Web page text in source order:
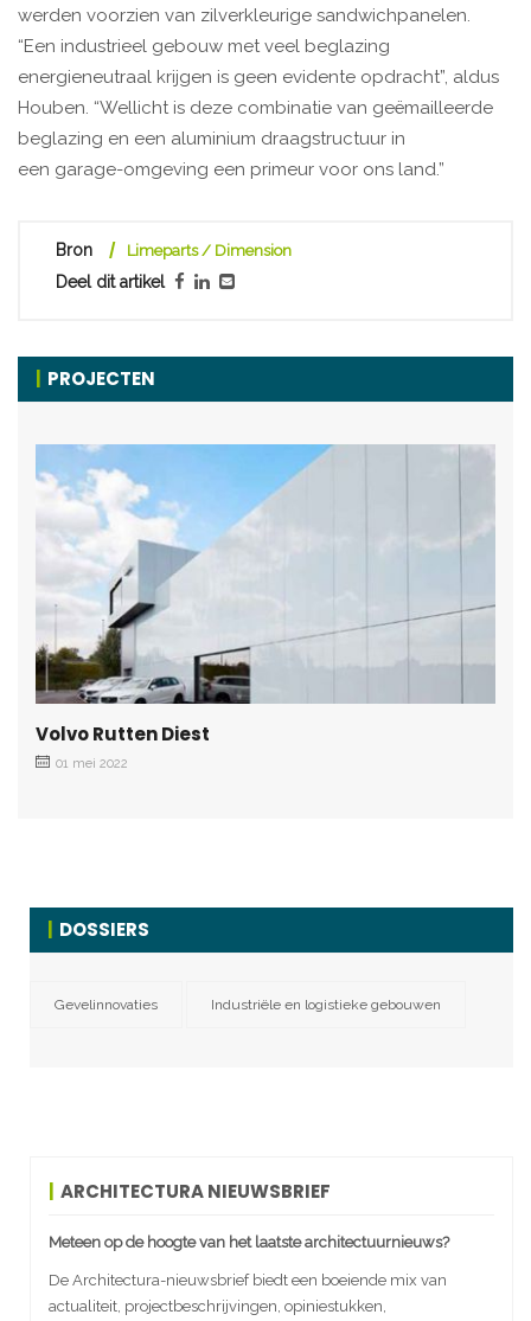
werden voorzien van zilverkleurige sandwichpanelen.
“Een industrieel gebouw met veel beglazing
energieneutraal krijgen is geen evidente opdracht”, aldus
Houben. “Wellicht is deze combinatie van geëmailleerde
beglazing en een aluminium draagstructuur in
een garage-omgeving een primeur voor ons land.”
Bron Limeparts / Dimension
Deel dit artikel
PROJECTEN
Volvo Rutten Diest
01 mei 2022
DOSSIERS
Gevelinnovaties Industriële en logistieke gebouwen
ARCHITECTURA NIEUWSBRIEF
Meteen op de hoogte van het laatste architectuurnieuws?
De Architectura-nieuwsbrief biedt een boeiende mix van
actualiteit, projectbeschrijvingen, opiniestukken,